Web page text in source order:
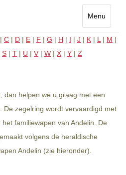
Menu
Toggle
| C | D | E | F | G | H | I | J | K | L | M |
S | T | U | V | W | X | Y | Z
dan helpen we u graag met een
De zegelring wordt vervaardigd met
familiewapen van Andelin. De
volgens de heraldische
Andelin (zie hieronder).